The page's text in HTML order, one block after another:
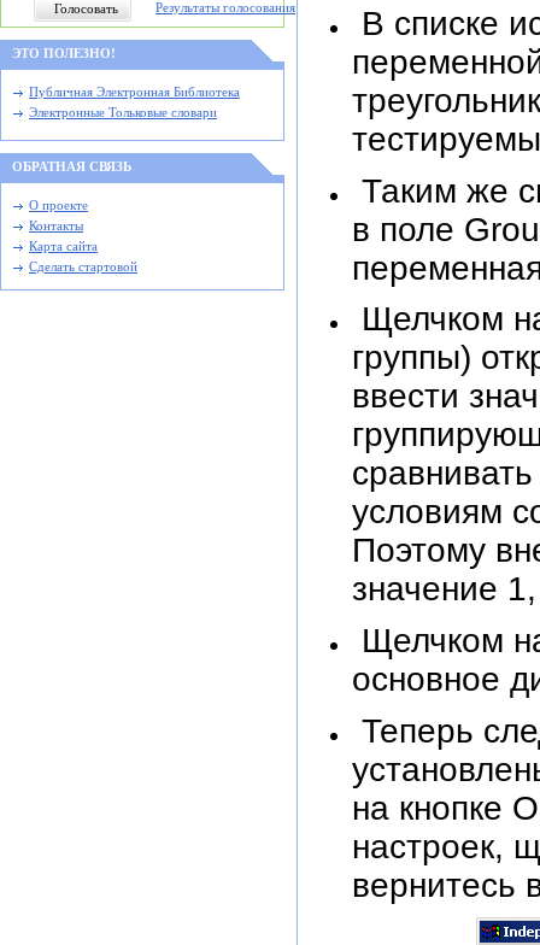
Результаты голосования
ЭТО ПОЛЕЗНО!
Публичная Электронная Библиотека
Электронные Тольковые словари
ОБРАТНАЯ СВЯЗЬ
О проекте
Контакты
Карта сайта
Сделать стартовой
В списке
Таким же
в поле
Щелчком
группы)
ввести
условиям
Поэтому
значение
Щелчком
основное
Теперь
на кнопке
настроек,
вернитесь